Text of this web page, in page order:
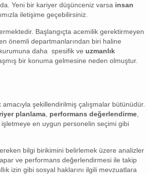
Yeni bir kariyer düşünceniz varsa insan
iletişime geçebilirsiniz.
Başlangıçta acemilik gerektirmeyen
önemli departmanlarından biri haline
daha spesifik ve uzmanlık
bir konuma gelmesine neden olmuştur.
şekillendirilmiş çalışmalar bütünüdür.
planlama performans değerlendirme
işletmeye en uygun personelin seçimi gibi
bilgi birikimini belirlemek üzere analizler
ve performans değerlendirmesi ile takip
izin gibi sosyal haklarını ilgili mevzuatlara